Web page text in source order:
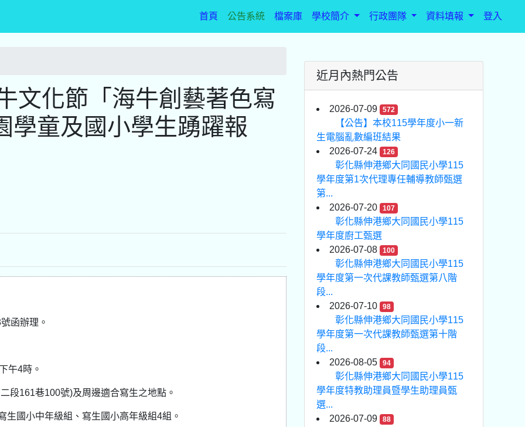
首頁(current)
公告系統 檔案庫 學校簡介 行政團隊 資料填報 登入
文化節「海牛創藝著色寫
學童及國小學生踴躍報
函辦理。
午4時。
段161巷100號)及周邊適合寫生之地點。
國小中年級組、寫生國小高年級組4組。
近月內熱門公告
2026-07-09 572
【公告】本校115學年度小一新
生電腦亂數編班結果
2026-07-24
126
彰化縣伸港鄉大同國民小學115
學年度第1次代理專任輔導教師甄選
第...
2026-07-20
107
彰化縣伸港鄉大同國民小學115
學年度廚工甄選
2026-07-08
100
彰化縣伸港鄉大同國民小學115
學年度第一次代課教師甄選第八階
段...
2026-07-10
98
彰化縣伸港鄉大同國民小學115
學年度第一次代課教師甄選第十階
段...
2026-08-05
94
彰化縣伸港鄉大同國民小學115
學年度特教助理員暨學生助理員甄
選...
2026-07-09
88